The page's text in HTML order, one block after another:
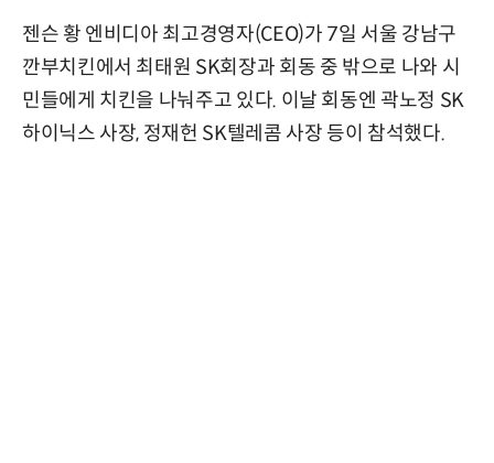
젠슨 황 엔비디아 최고경영자(CEO)가 7일 서울 강남구
깐부치킨에서 최태원 SK회장과 회동 중 밖으로 나와 시
민들에게 치킨을 나눠주고 있다. 이날 회동엔 곽노정 SK
하이닉스 사장, 정재헌 SK텔레콤 사장 등이 참석했다.